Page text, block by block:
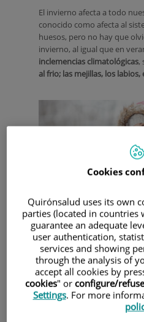
El invierno afecta a todo
conocido como afecta al
huesos, pero no hay que
invierno, al igual que en
inclemencias climatológicas,
al frio; las mejillas, los
Por todo ello, es
consejos:
1.Hidratara diario y
especialmente
padecen algún tipo de
psoriasis...). Un
urea...) ayudará a
Cookies
Quirónsalud uses its own
parties (located in countries
guarantee an adequate
user authentication,
services and showing
through the analysis of
accept all cookies by
cookies" or configure/
Settings. For more